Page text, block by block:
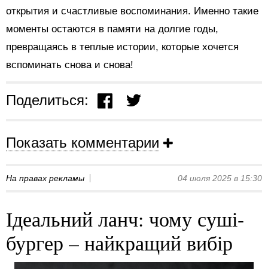
открытия и счастливые воспоминания. Именно такие
моменты остаются в памяти на долгие годы,
превращаясь в теплые истории, которые хочется
вспоминать снова и снова!
Поделиться:
Показать комментарии
На правах рекламы 04 июля 2025 в 15:30
Ідеальний ланч: чому суші-
бургер – найкращий вибір